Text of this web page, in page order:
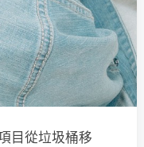
目從垃圾桶移